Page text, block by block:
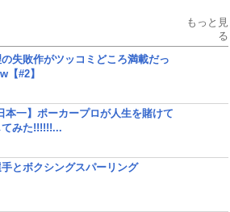
もっと見
る
の失敗作がツッコミどころ満載だっ
【#2】
本一】ポーカープロが人生を賭けて
みた!!!!!!...
とボクシングスパーリング